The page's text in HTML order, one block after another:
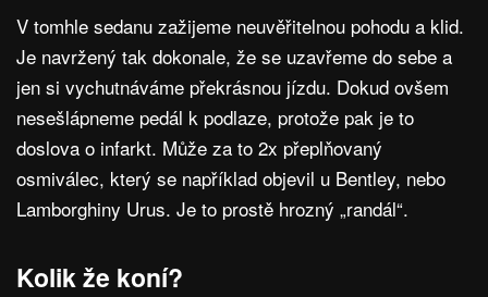
V tomhle sedanu zažijeme neuvěřitelnou pohodu a klid.
Je navržený tak dokonale, že se uzavřeme do sebe a
jen si vychutnáváme překrásnou jízdu. Dokud ovšem
nesešlápneme pedál k podlaze, protože pak je to
doslova o infarkt. Může za to 2x přeplňovaný
osmiválec, který se například objevil u Bentley, nebo
Lamborghiny Urus. Je to prostě hrozný „randál“.
Kolik že koní?